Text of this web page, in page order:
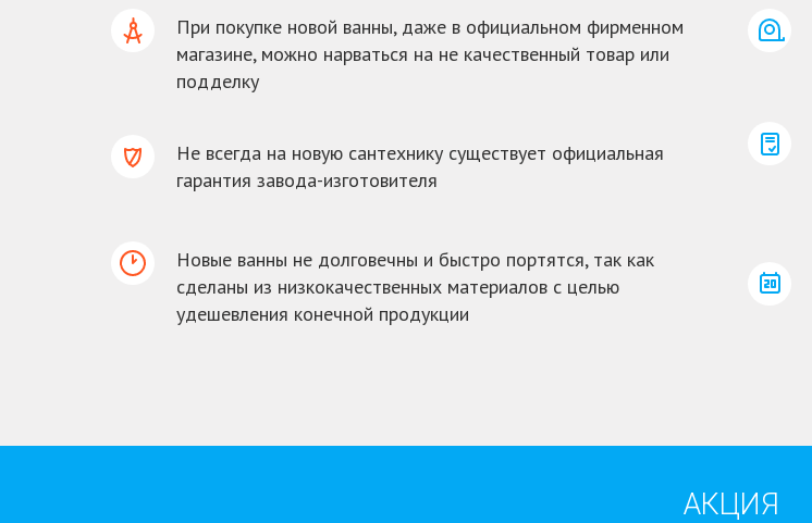
При покупке новой ванны, даже в официальном фирменном
магазине, можно нарваться на не качественный товар или
подделку
Не всегда на новую сантехнику существует официальная
гарантия завода-изготовителя
Новые ванны не долговечны и быстро портятся, так как
сделаны из низкокачественных материалов с целью
удешевления конечной продукции
АКЦИЯ